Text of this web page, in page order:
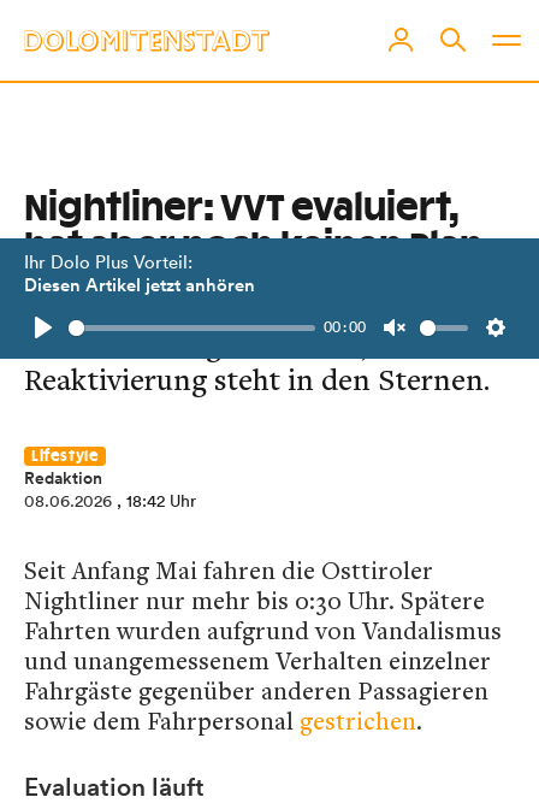
Ihr Dolo Plus Vorteil:
Diesen Artikel jetzt anhören
Play
00:00
Unmute
Nightliner: VVT evaluiert,
hat aber noch keinen Plan
Die Streichung der Nachtfahrten
sollte vorübergehend sein, doch die
Reaktivierung steht in den Sternen.
Lifestyle
Redaktion
08.06.2026 , 18:42 Uhr
Seit Anfang Mai fahren die Osttiroler
Nightliner nur mehr bis 0:30 Uhr. Spätere
Fahrten wurden aufgrund von Vandalismus
und unangemessenem Verhalten einzelner
Fahrgäste gegenüber anderen Passagieren
sowie dem Fahrpersonal gestrichen.
Evaluation läuft